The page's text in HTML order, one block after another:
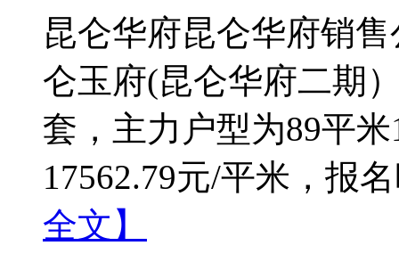
昆仑华府昆仑华府销
仑玉府(昆仑华府二期
套，主力户型为89平
17562.79元/平米，报
全文】